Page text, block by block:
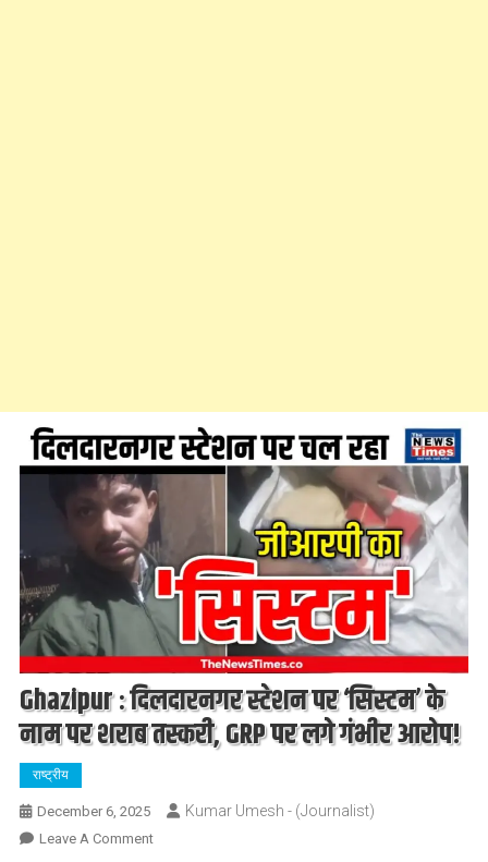
Ghazipur : दिलदारनगर स्टेशन पर ‘सिस्टम’ के
नाम पर शराब तस्करी, GRP पर लगे गंभीर आरोप!
राष्ट्रीय
December 6, 2025 Kumar Umesh - (Journalist)
Leave A CommentOn